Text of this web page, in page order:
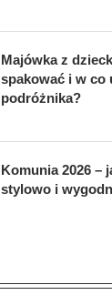
Majówka z
spakować i w co
podróżnika?
Komunia 2026 –
stylowo i